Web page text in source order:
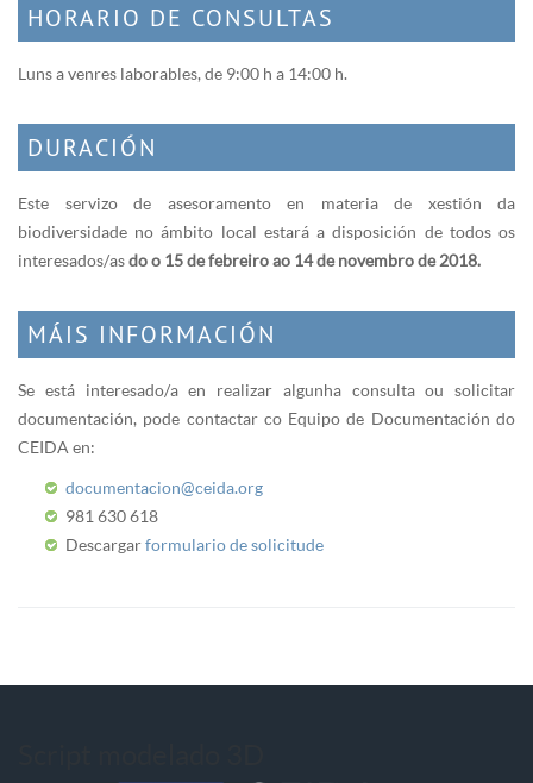
HORARIO DE CONSULTAS
Luns a venres laborables, de 9:00 h a 14:00 h.
DURACIÓN
Este servizo de asesoramento en materia de xestión da
biodiversidade no ámbito local estará a disposición de todos os
interesados/asdo o 15 de febreiro ao 14 de novembro de 2018.
MÁIS INFORMACIÓN
Se está interesado/a en realizar algunha consulta ou solicitar
documentación, pode contactar co Equipo de Documentación do
CEIDA en:
documentacion@ceida.org
981 630 618
Descargarformulario de solicitude